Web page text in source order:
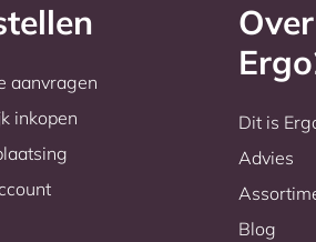
aanvragen
inkopen
Over
Dit is
Advies
Blog